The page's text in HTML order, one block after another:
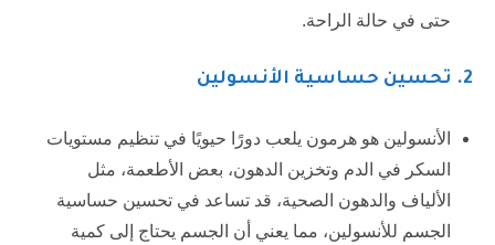
حتى في حالة الراحة.
2. تحسين حساسية الأنسولين
الأنسولين هو هرمون يلعب دورًا حيويًا في تنظيم مستويات
السكر في الدم وتخزين الدهون، بعض الأطعمة، مثل
الألياف والدهون الصحية، قد تساعد في تحسين حساسية
الجسم للأنسولين، مما يعني أن الجسم يحتاج إلى كمية